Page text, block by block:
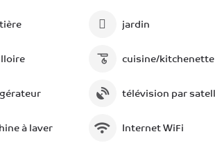
jardin
cuisine/kitchenette
à laver Internet WiFi